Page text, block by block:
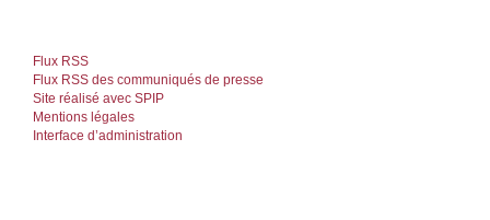
Flux RSS
Flux RSS des communiqués de presse
Site réalisé avec SPIP
Mentions légales
Interface d’administration